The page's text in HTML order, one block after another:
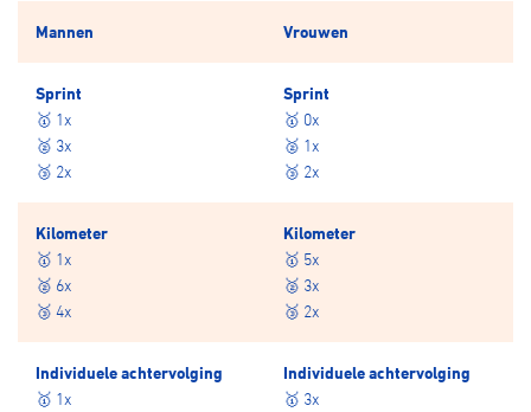
Mannen Vrouwen
Sprint
🥇 1x
🥈 3x
🥉 2x
Sprint
🥇 0x
🥈 1x
🥉 2x
Kilometer
🥇 1x
🥈 6x
🥉 4x
Kilometer
🥇 5x
🥈 3x
🥉 2x
Individuele achtervolging
🥇 1x
Individuele achtervolging
🥇 3x